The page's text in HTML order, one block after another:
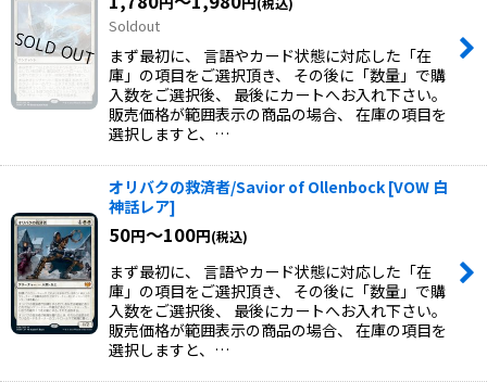
Soldout
まず最初に、 言語やカード状態に対応した「在
庫」の項目をご選択頂き、 その後に「数量」で購
入数をご選択後、 最後にカートへお入れ下さい。
販売価格が範囲表示の商品の場合、 在庫の項目を
選択しますと、…
オリバクの救済者/Savior of Ollenbock [VOW 白
神話レア]
50円～100円(税込)
まず最初に、 言語やカード状態に対応した「在
庫」の項目をご選択頂き、 その後に「数量」で購
入数をご選択後、 最後にカートへお入れ下さい。
販売価格が範囲表示の商品の場合、 在庫の項目を
選択しますと、…